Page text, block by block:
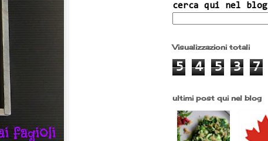
cerca qui nel blog
Visualizzazioni totali
5 4 5 3 7
ultimi post qui nel blog